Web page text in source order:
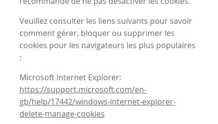
Veuillez consulter les liens suivants pour savoir
comment gérer, bloquer ou supprimer les
cookies pour les navigateurs les plus populaires
:
Microsoft Internet Explorer:
https://support.microsoft.com/en-
gb/help/17442/windows-internet-explorer-
delete-manage-cookies